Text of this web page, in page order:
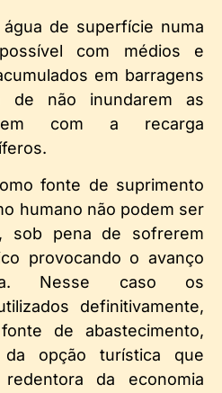
de superfície numa
com médios e
em barragens
de não inundarem as
com a recarga
fonte de suprimento
humano não podem ser
sob pena de sofrerem
provocando o avanço
Nesse caso os
definitivamente,
de abastecimento,
opção turística que
da economia